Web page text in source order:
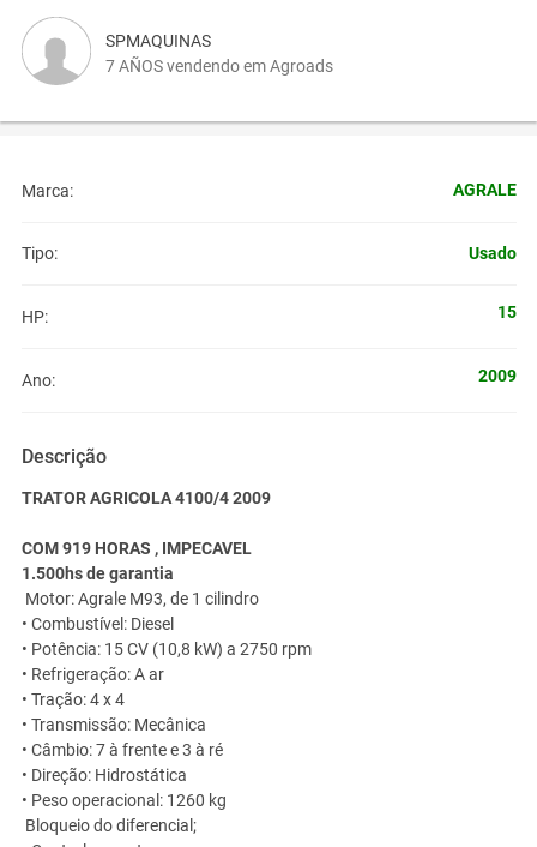
SPMAQUINAS
7 AÑOS vendendo em Agroads
Marca: AGRALE
Tipo: Usado
HP: 15
Ano: 2009
Descrição
TRATOR AGRICOLA 4100/4 2009
COM 919 HORAS , IMPECAVEL
1.500hs de garantia
Motor: Agrale M93, de 1 cilindro
• Combustível: Diesel
• Potência: 15 CV (10,8 kW) a 2750 rpm
• Refrigeração: A ar
• Tração: 4 x 4
• Transmissão: Mecânica
• Câmbio: 7 à frente e 3 à ré
• Direção: Hidrostática
• Peso operacional: 1260 kg
Bloqueio do diferencial;